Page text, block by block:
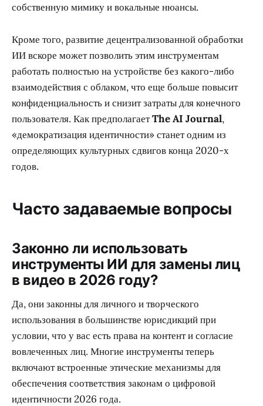
собственную мимику и вокальные нюансы.
Кроме того, развитие децентрализованной обработки
ИИ вскоре может позволить этим инструментам
работать полностью на устройстве без какого-либо
взаимодействия с облаком, что еще больше повысит
конфиденциальность и снизит затраты для конечного
пользователя. Как предполагаетThe AI Journal,
«демократизация идентичности» станет одним из
определяющих культурных сдвигов конца 2020-х
годов.
Часто задаваемые вопросы
Законно ли использовать
инструменты ИИ для замены лиц
в видео в 2026 году?
Да, они законны для личного и творческого
использования в большинстве юрисдикций при
условии, что у вас есть права на контент и согласие
вовлеченных лиц. Многие инструменты теперь
включают встроенные этические механизмы для
обеспечения соответствия законам о цифровой
идентичности 2026 года.